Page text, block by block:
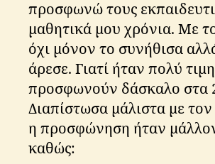
προσφωνώ τους
μαθητικά μου χρόνια. Με
όχι μόνον το συνήθισα
άρεσε. Γιατί ήταν πολύ
προσφωνούν δάσκαλο στα
Διαπίστωσα μάλιστα με
η προσφώνηση ήταν
καθώς: